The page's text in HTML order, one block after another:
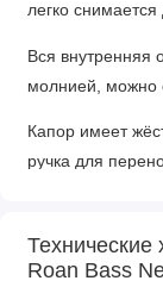
легко снимается
Вся внутренняя
молнией, можно
Капор имеет
ручка для
Технические
Roan Bass